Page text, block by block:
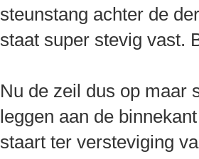
steunstang achter de
staat super stevig vast.
Nu de zeil dus op maar
leggen aan de
staart ter versteviging